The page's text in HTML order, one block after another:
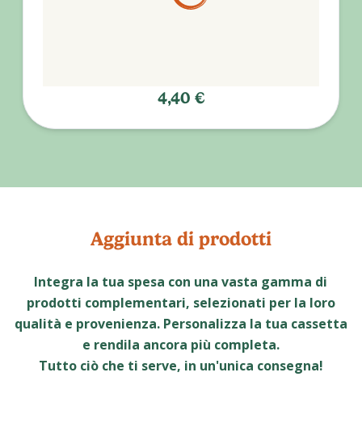
4,40 €
Aggiunta di prodotti
Integra la tua spesa con una vasta gamma di
prodotti complementari, selezionati per la loro
qualità e provenienza. Personalizza la tua cassetta
e rendila ancora più completa.
Tutto ciò che ti serve, in un'unica consegna!